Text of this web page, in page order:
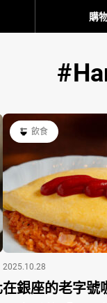
購
飲食
2025.10.28
在銀座的老字號